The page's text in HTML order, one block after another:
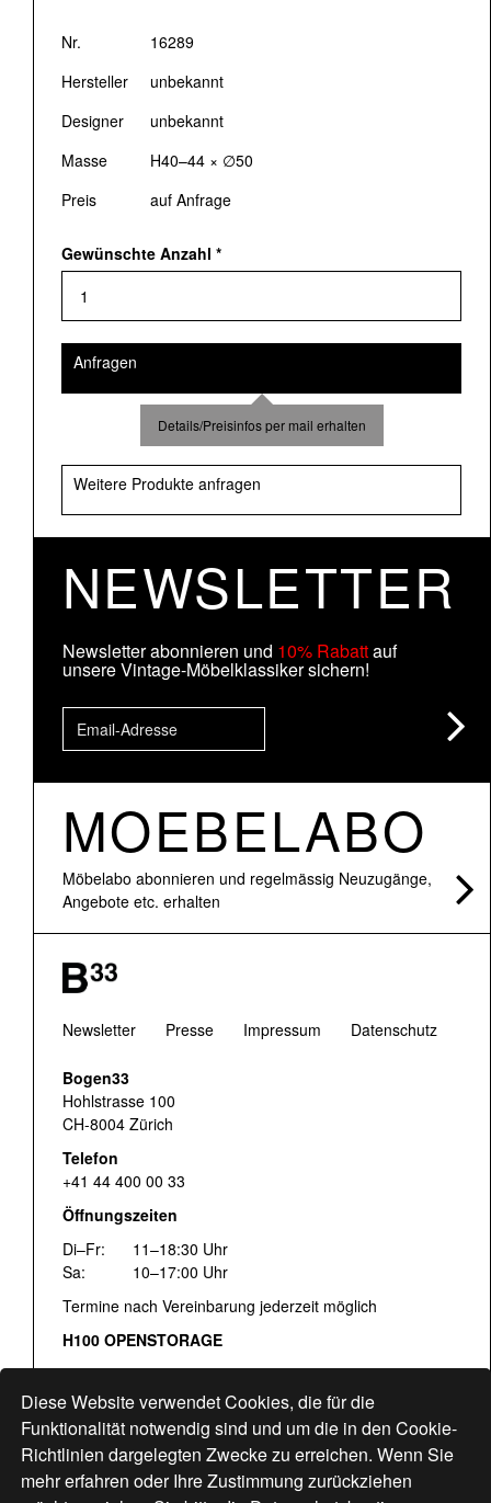
Diese Website verwendet Cookies, die für die
Funktionalität notwendig sind und um die in den Cookie-
Richtlinien dargelegten Zwecke zu erreichen. Wenn Sie
mehr erfahren oder Ihre Zustimmung zurückziehen
Nr.
16289
Hersteller
unbekannt
Designer
unbekannt
Masse
H40–44 × ∅50
Preis
auf Anfrage
Gewünschte Anzahl *
Anfragen
Details/Preisinfos per mail erhalten
Weitere Produkte anfragen
NEWSLETTER
Newsletter abonnieren und 10% Rabattauf
unsere Vintage-Möbelklassiker sichern!
MOEBELABO
Möbelabo abonnieren und regelmässig Neuzugänge,
Angebote etc. erhalten
Newsletter Presse Impressum Datenschutz
Bogen33
Hohlstrasse 100
CH-8004 Zürich
Telefon
+41 44 400 00 33
Öffnungszeiten
Di–Fr:
11–18:30 Uhr
Sa:
10–17:00 Uhr
Termine nach Vereinbarung jederzeit möglich
H100 OPENSTORAGE
Fr:
16:00–18:30 Uhr
Sa: 12:00–17:00 Uhr
Hohlstrasse 122
www.bogen33.ch